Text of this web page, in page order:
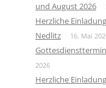
und August 2026
Herzliche
Nedlitz
16. Mai
2026
Herzliche